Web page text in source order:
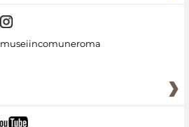
museiincomuneroma